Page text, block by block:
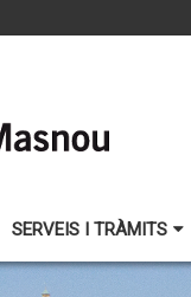
SERVEIS I TRÀMITS